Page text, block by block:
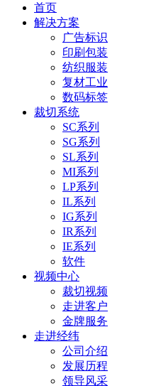
首页
解决方案
广告标识
印刷包装
纺织服装
复材工业
数码标签
裁切系统
SC系列
SG系列
SL系列
MI系列
LP系列
IL系列
IG系列
IR系列
IE系列
软件
视频中心
裁切视频
走进客户
金牌服务
走进经纬
公司介绍
发展历程
领导风采